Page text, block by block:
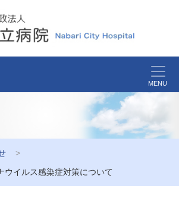
MENU
ウイルス感染症対策について